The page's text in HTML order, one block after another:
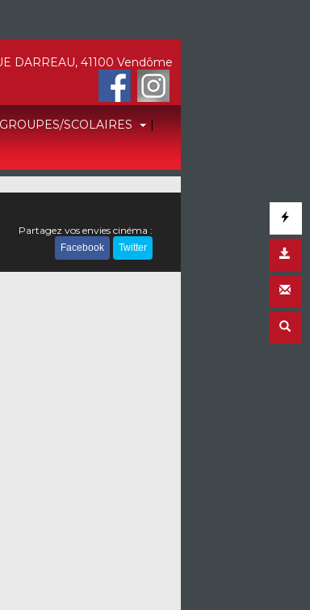
GROUPES/SCOLAIRES
|
DARREAU, 41100 Vendôme
Partagez vos envies cinéma :
Facebook Twitter